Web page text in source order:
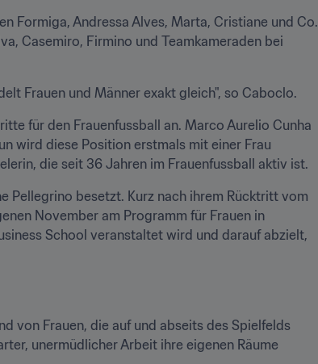
Formiga, Andressa Alves, Marta, Cristiane und Co.
Casemiro, Firmino und Teamkameraden bei
Frauen und Männer exakt gleich", so Caboclo.
für den Frauenfussball an. Marco Aurelio Cunha
wird diese Position erstmals mit einer Frau
die seit 36 Jahren im Frauenfussball aktiv ist.
Pellegrino besetzt. Kurz nach ihrem Rücktritt vom
November am Programm für Frauen in
School veranstaltet wird und darauf abzielt,
von Frauen, die auf und abseits des Spielfelds
unermüdlicher Arbeit ihre eigenen Räume